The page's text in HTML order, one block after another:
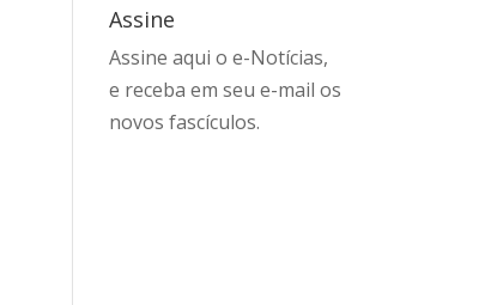
Assine
Assine aqui o e-Notícias,
e receba em seu e-mail os
novos fascículos.